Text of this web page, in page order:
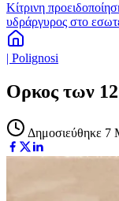
Κίτρινη
υδράργυρος στο
| Polignosi
Ορκος των 12
Δημοσιεύθηκε 7